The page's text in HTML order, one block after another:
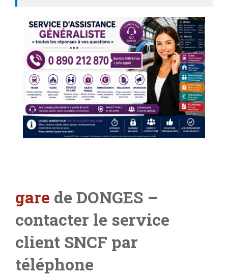
gare de DONGES –
contacter le service
client SNCF par
téléphone